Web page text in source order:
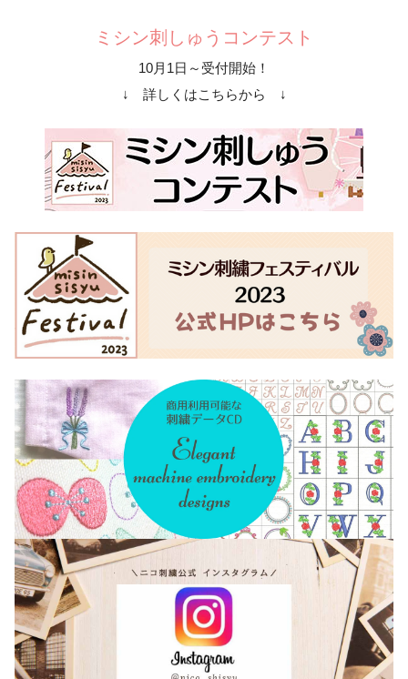
ミシン刺しゅうコンテスト
10月1日～受付開始！
↓ 詳しくはこちらから ↓